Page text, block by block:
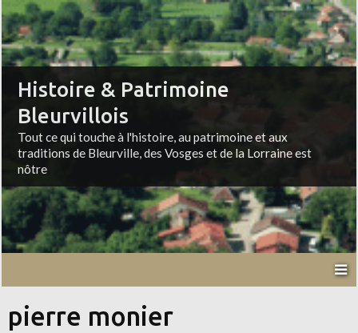
Histoire & Patrimoine
Bleurvillois
Tout ce qui touche à l'histoire, au patrimoine et aux
traditions de Bleurville, des Vosges et de la Lorraine est
nôtre
pierre monier